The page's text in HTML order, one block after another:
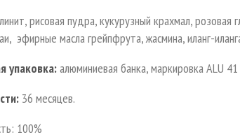
рисовая пудра, кукурузный крахмал, розовая
эфирные масла грейпфрута, жасмина, иланг-
упаковка:алюминиевая банка, маркировка ALU 41
36 месяцев.
100%